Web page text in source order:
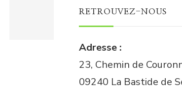
RETROUVEZ-NOUS
Adresse :
23, Chemin de
09240 La Bastide de